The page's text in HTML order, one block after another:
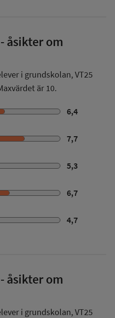
- åsikter om
i grundskolan,VT25
är 10.
6,4
7,7
5,3
6,7
4,7
- åsikter om
i grundskolan,VT25